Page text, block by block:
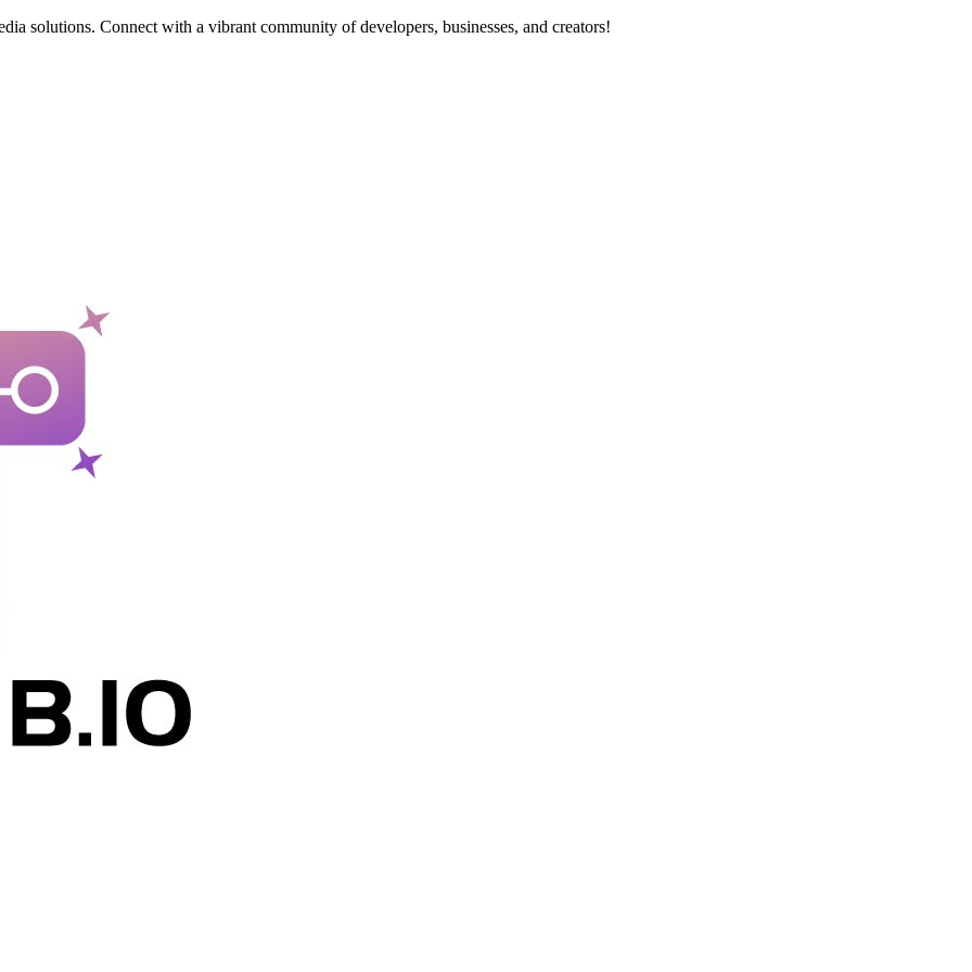
solutions. Connect with a vibrant community of developers, businesses, and creators!